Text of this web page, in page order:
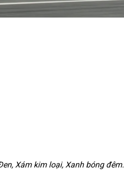
Xám kim loại, Xanh bóng đêm.